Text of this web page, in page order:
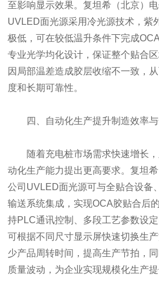
至影响显示效果。复坦希（北京）
UVLED面光源采用冷光源技术，紫
极低，可在较低温升条件下完成
专业光学均化设计，保证整个贴合
因局部温差造成胶层收缩不一致，
度和长期可靠性。
四、自动化生产提升制造效率
随着充电桩市场需求快速增长，
动化生产能力提出更高要求。复坦
公司UVLED面光源可与全贴合设备
输送系统集成，实现OCA胶贴合后
持PLC通讯控制、多段工艺参数设
可根据不同尺寸显示屏快速切换生
少产品周转时间，提高生产节拍，
质量波动，为企业实现规模化生产提